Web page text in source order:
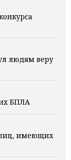
людям веру
БПЛА
имеющих